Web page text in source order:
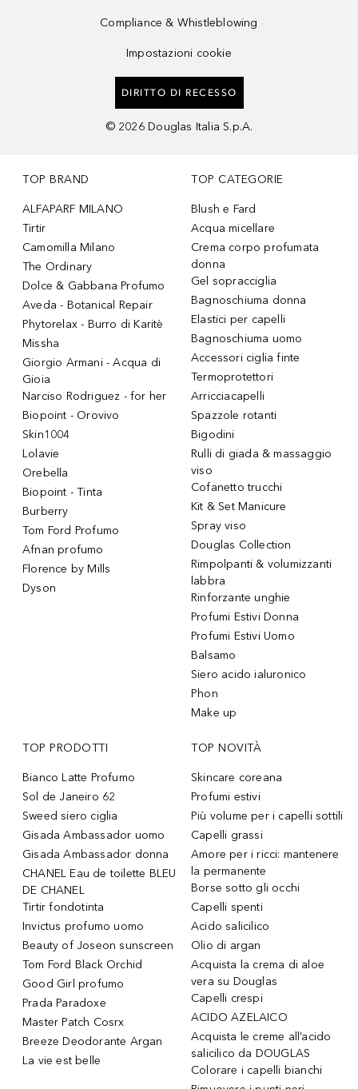
Compliance & Whistleblowing
Impostazioni cookie
DIRITTO DI RECESSO
© 2026 Douglas Italia S.p.A.
TOP BRAND
ALFAPARF MILANO
Tirtir
Camomilla Milano
The Ordinary
Dolce & Gabbana Profumo
Aveda - Botanical Repair
Phytorelax - Burro di Karitè
Missha
Giorgio Armani - Acqua di
Gioia
Narciso Rodriguez - for her
Biopoint - Orovivo
Skin1004
Lolavie
Orebella
Biopoint - Tinta
Burberry
Tom Ford Profumo
Afnan profumo
Florence by Mills
Dyson
TOP CATEGORIE
Blush e Fard
Acqua micellare
Crema corpo profumata
donna
Gel sopracciglia
Bagnoschiuma donna
Elastici per capelli
Bagnoschiuma uomo
Accessori ciglia finte
Termoprotettori
Arricciacapelli
Spazzole rotanti
Bigodini
Rulli di giada & massaggio
viso
Cofanetto trucchi
Kit & Set Manicure
Spray viso
Douglas Collection
Rimpolpanti & volumizzanti
labbra
Rinforzante unghie
Profumi Estivi Donna
Profumi Estivi Uomo
Balsamo
Siero acido ialuronico
Phon
Make up
TOP PRODOTTI
Bianco Latte Profumo
Sol de Janeiro 62
Sweed siero ciglia
Gisada Ambassador uomo
Gisada Ambassador donna
CHANEL Eau de toilette BLEU
DE CHANEL
Tirtir fondotinta
Invictus profumo uomo
Beauty of Joseon sunscreen
Tom Ford Black Orchid
Good Girl profumo
Prada Paradoxe
Master Patch Cosrx
Breeze Deodorante Argan
La vie est belle
TOP NOVITÀ
Skincare coreana
Profumi estivi
Più volume per i capelli sottili
Capelli grassi
Amore per i ricci: mantenere
la permanente
Borse sotto gli occhi
Capelli spenti
Acido salicilico
Olio di argan
Acquista la crema di aloe
vera su Douglas
Capelli crespi
ACIDO AZELAICO
Acquista le creme all’acido
salicilico da DOUGLAS
Colorare i capelli bianchi